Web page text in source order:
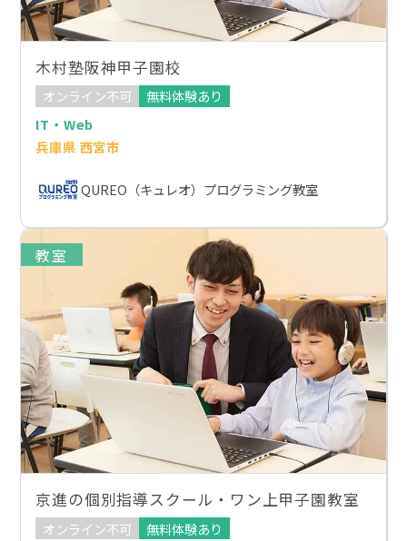
木村塾阪神甲子園校
オンライン不可
無料体験あり
IT・Web
兵庫県 西宮市
QUREO（キュレオ）プログラミング教室
教室
京進の個別指導スクール・ワン上甲子園教室
オンライン不可
無料体験あり